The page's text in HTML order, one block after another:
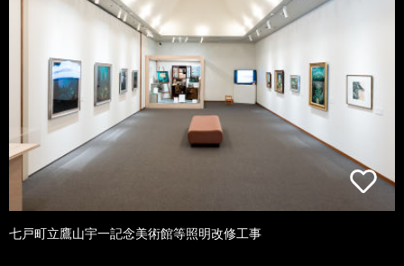
七戸町立鷹山宇一記念美術館等照明改修工事